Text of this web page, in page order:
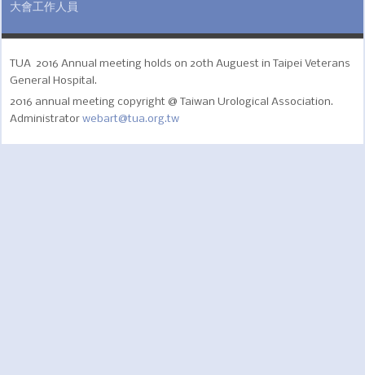
大會工作人員
TUA 2016 Annual meeting holds on 20th Auguest in Taipei Veterans
General Hospital.
2016 annual meeting copyright @ Taiwan Urological Association.
Administrator webart@tua.org.tw